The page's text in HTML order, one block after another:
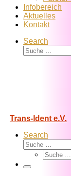
Infobereich
Aktuelles
Kontakt
Search
Suche
Trans-Ident e.V.
Search
Suche
Suche
Menü